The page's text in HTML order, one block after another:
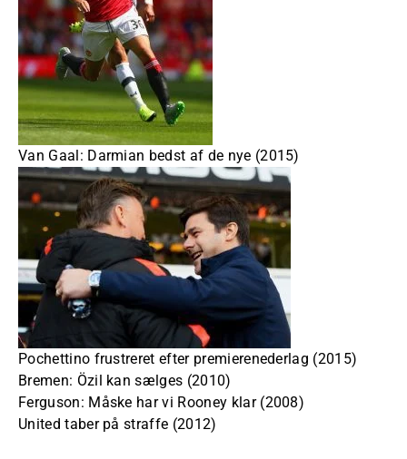
Van Gaal: Darmian bedst af de nye (2015)
Pochettino frustreret efter premierenederlag (2015)
Bremen: Özil kan sælges (2010)
Ferguson: Måske har vi Rooney klar (2008)
United taber på straffe (2012)